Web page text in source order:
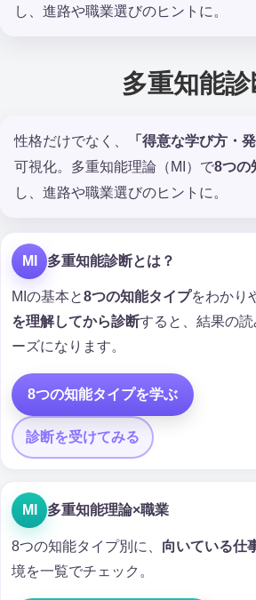
し、進路や職業選びのヒントに。
多重知能
性格だけでなく、 「得意な学び方・
可視化。多重知能理論（MI）で8つの
し、進路や職業選びのヒントに。
MI 多重知能診断とは？
MIの基本と8つの知能タイプをわかり
を理解してから診断すると、結果の
ーズになります。
8つの知能タイプを学ぶ
診断を受けてみる
MI 多重知能理論×職業
8つの知能タイプ別に、 向いている仕
境を一覧でチェック。